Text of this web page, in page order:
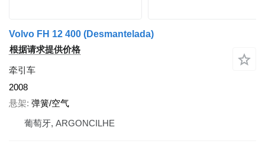
Volvo FH 12 400 (Desmantelada)
根据请求提供价格
牵引车
2008
悬架 弹簧/空气
葡萄牙, ARGONCILHE